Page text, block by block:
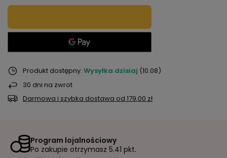
Produkt dostępny Wysyłka dzisiaj (10.08)
30 dni na zwrot
Darmowa i szybka dostawa od 179,00 zł
Program lojalnościowy
Po zakupie otrzymasz 5.41 pkt.